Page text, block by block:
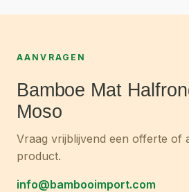
AANVRAGEN
Bamboe Mat
Moso
Vraag vrijblijvend een offerte of
product.
info@bambooimport.com